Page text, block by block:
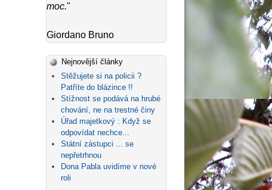
moc."
Giordano Bruno
Nejnovější články
Stěžujete si na policii ?
Patříte do blázince !!
Stížnost se podává na hrubé
chování, ne na trestné činy
Úřad majetkový : Když se
odpovídat nechce...
Státní zástupci ... se
nepřetrhnou
Dona Pabla uvidíme v nové
roli